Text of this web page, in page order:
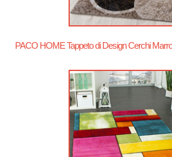
PACO HOME Tappeto di Design Cerchi